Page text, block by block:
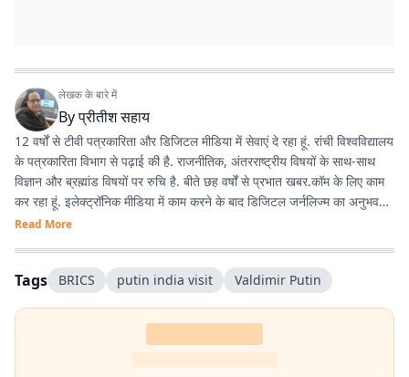
लेखक के बारे में
Byप्रीतीश सहाय
12 वर्षों से टीवी पत्रकारिता और डिजिटल मीडिया में सेवाएं दे रहा हूं. रांची विश्वविद्यालय
के पत्रकारिता विभाग से पढ़ाई की है. राजनीतिक, अंतरराष्ट्रीय विषयों के साथ-साथ
विज्ञान और ब्रह्मांड विषयों पर रुचि है. बीते छह वर्षों से प्रभात खबर.कॉम के लिए काम
कर रहा हूं. इलेक्ट्रॉनिक मीडिया में काम करने के बाद डिजिटल जर्नलिज्म का अनुभव
काफी अच्छा रहा है.
Read More
Tags BRICS putin india visit Valdimir Putin